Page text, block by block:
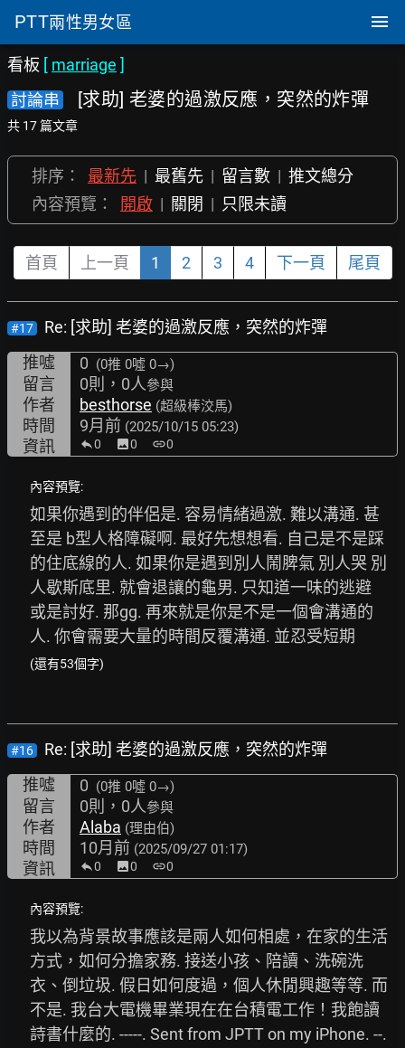
PTT兩性男女區
看板 [ marriage ]
討論串
[求助] 老婆的過激反應，突然的炸彈
共 17 篇文章
排序： 最新先 | 最舊先 | 留言數 | 推文總分
內容預覽：
開啟 | 關閉 | 只限未讀
首頁 上一頁 1 2 3 4 下一頁 尾頁
#17
Re: [求助] 老婆的過激反應，突然的炸彈
推噓
0 (0推 0噓 0→)
留言 0則，0人參與
作者 besthorse (超級棒洨馬)
時間 9月前 (2025/10/15 05:23)
資訊 0 image0 link0
內容預覽:
如果你遇到的伴侶是. 容易情緒過激. 難以溝通. 甚
至是 b型人格障礙啊. 最好先想想看. 自己是不是踩
的住底線的人. 如果你是遇到別人鬧脾氣 別人哭 別
人歇斯底里. 就會退讓的龜男. 只知道一味的逃避
或是討好. 那gg. 再來就是你是不是一個會溝通的
人. 你會需要大量的時間反覆溝通. 並忍受短期
(還有53個字)
#16
Re: [求助] 老婆的過激反應，突然的炸彈
推噓
0 (0推 0噓 0→)
留言 0則，0人參與
作者 Alaba (理由伯)
時間 10月前 (2025/09/27 01:17)
資訊 0 image0 link0
內容預覽:
我以為背景故事應該是兩人如何相處，在家的生活
方式，如何分擔家務. 接送小孩、陪讀、洗碗洗
衣、倒垃圾. 假日如何度過，個人休閒興趣等等. 而
不是. 我台大電機畢業現在在台積電工作！我飽讀